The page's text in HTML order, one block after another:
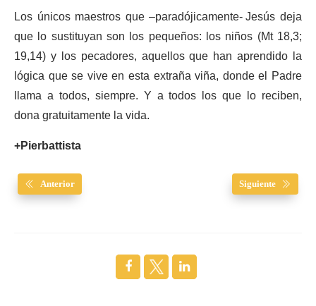
Los únicos maestros que –paradójicamente- Jesús deja
que lo sustituyan son los pequeños: los niños (Mt 18,3;
19,14) y los pecadores, aquellos que han aprendido la
lógica que se vive en esta extraña viña, donde el Padre
llama a todos, siempre. Y a todos los que lo reciben,
dona gratuitamente la vida.
+Pierbattista
Anterior Siguiente